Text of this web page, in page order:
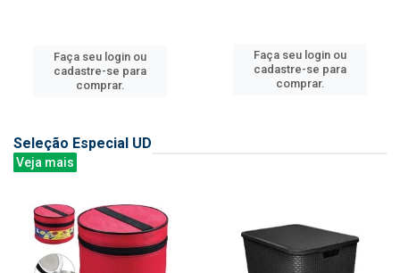
Faça seu login ou
cadastre-se para
comprar.
Faça seu login ou
cadastre-se para
comprar.
Seleção Especial UD
Veja mais